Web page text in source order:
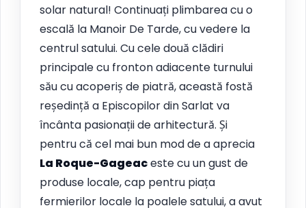
solar natural! Continuați plimbarea cu o
escală la Manoir De Tarde, cu vedere la
centrul satului. Cu cele două clădiri
principale cu fronton adiacente turnului
său cu acoperiș de piatră, această fostă
reședință a Episcopilor din Sarlat va
încânta pasionații de arhitectură. Și
pentru că cel mai bun mod de a aprecia
La Roque-Gageaceste cu un gust de
produse locale, cap pentru piața
fermierilor locale la poalele satului, a avut